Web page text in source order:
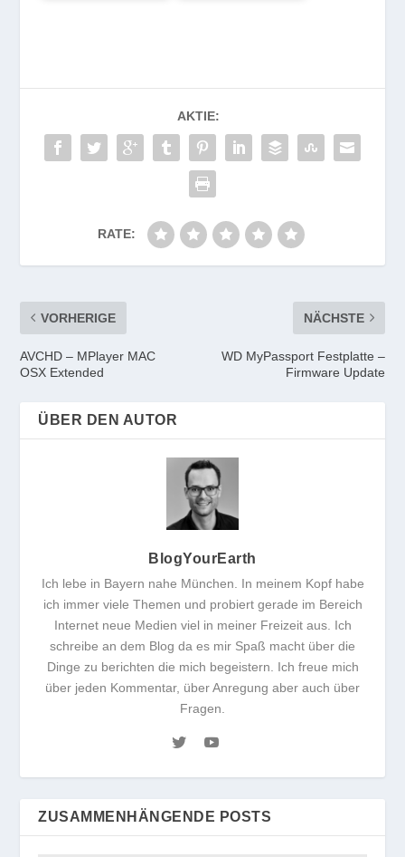
AKTIE:
RATE:
VORHERIGE
AVCHD – MPlayer MAC
OSX Extended
NÄCHSTE
WD MyPassport Festplatte –
Firmware Update
ÜBER DEN AUTOR
BlogYourEarth
Ich lebe in Bayern nahe München. In meinem Kopf habe
ich immer viele Themen und probiert gerade im Bereich
Internet neue Medien viel in meiner Freizeit aus. Ich
schreibe an dem Blog da es mir Spaß macht über die
Dinge zu berichten die mich begeistern. Ich freue mich
über jeden Kommentar, über Anregung aber auch über
Fragen.
ZUSAMMENHÄNGENDE POSTS